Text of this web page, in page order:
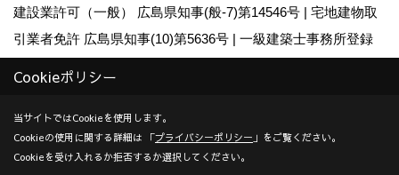
建設業許可（一般） 広島県知事(般-7)第14546号 | 宅地建物取
引業者免許 広島県知事(10)第5636号 | 一級建築士事務所登録
Copyright (c) KADOSHO. All Rights Reserved.
Produced byゴデスクリエイト
Cookieポリシー
当サイトではCookieを使用します。
Cookieの使用に関する詳細は 「プライバシーポリシー 」をご覧ください。
Cookieを受け入れるか拒否するか選択してください。